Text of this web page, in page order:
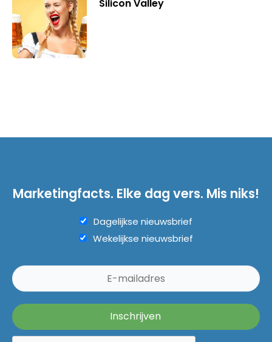
Silicon Valley
Marketingfacts. Elke dag vers. Mis niks!
Dagelijkse nieuwsbrief
Wekelijkse nieuwsbrief